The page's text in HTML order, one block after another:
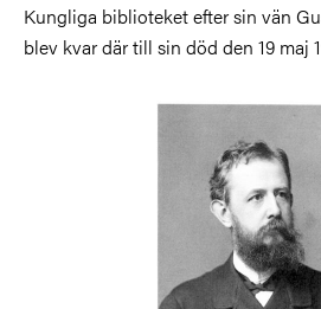
Kungliga biblioteket efter sin vän
blev kvar där till sin död den 19 maj